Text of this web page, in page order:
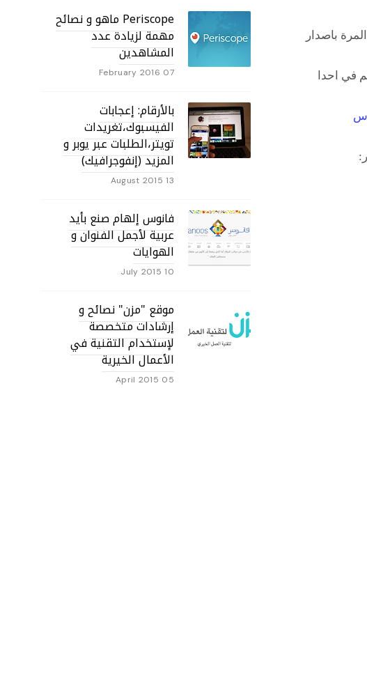
باصدار
Periscope ماهو و نصائح
مهمة لزيادة عدد
المشاهدين
07 February 2016
بالأرقام: إعجابات
الفيسبوك،تغريدات
تويتر،الطلبات عبر يوبر و
المزيد (إنفوجرافيك)
13 August 2015
فانوس إلهام صنع بأيد
عربية لأجمل الفنوان و
الهوايات
10 July 2015
موقع "مزن" نصائح و
إرشادات متخصصة
لإستخدام التقنية في
الأعمال الخيرية
05 April 2015